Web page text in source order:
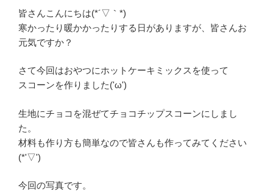
皆さんこんにちは(*´▽｀*)
寒かったり暖かかったりする日がありますが、皆さんお
元気ですか？
さて今回はおやつにホットケーキミックスを使って
スコーンを作りました('ω')
生地にチョコを混ぜてチョコチップスコーンにしまし
た。
材料も作り方も簡単なので皆さんも作ってみてください
(*'▽')
今回の写真です。